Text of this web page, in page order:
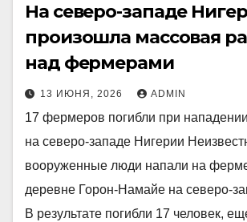
На северо-западе
произошла массовая
над фермерами
13 ИЮНЯ, 2026 ADMIN
17 фермеров погибли при
на северо-западе Нигерии
вооруженные люди напали на
деревне Горон-Намайе на северо-
В результате погибли 17 человек,